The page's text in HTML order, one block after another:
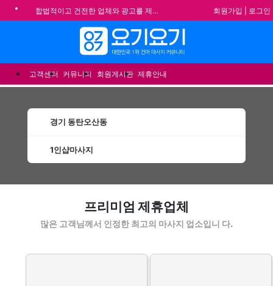
합법적이고 건전한 업체와 광고를 제휴합니다.
★요기요기 설 연휴 휴무 안내★
★ 요기요기 업체회원 안내사항 ★
불건전한 게시글은 삭제 및 회원탈퇴 됩니다.
회원가입 로그인
고객센터 커뮤니티 회원게시판 제휴안내
경기 동탄오산동
1인샵마사지
프리미엄 제휴업체
많은 고객님께서 인정한 최고의 마사지 업소입니 다.